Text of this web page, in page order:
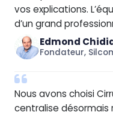
vos explications.
d’un grand
Edmond
Fondateur,
Nous avons choisi
centralise